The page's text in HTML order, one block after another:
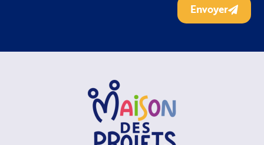
Envoyer